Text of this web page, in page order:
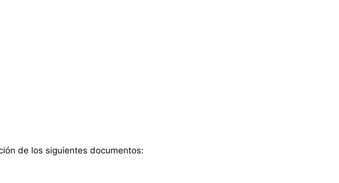
de los siguientes documentos: